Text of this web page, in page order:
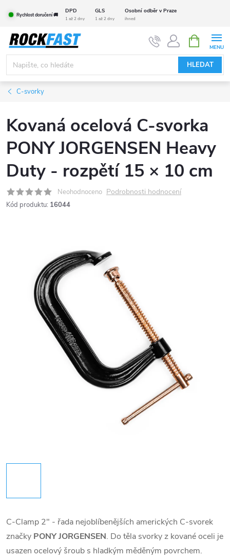
obsah
Rychlost doručení 🚚
DPD GLS Osobní odběr v Praze
1 až 2 dny 1 až 2 dny ihned
HLEDAT
NÁKUPNÍ
KOŠÍK
C-svorky
Kovaná ocelová C-svorka
PONY JORGENSEN Heavy
Duty - rozpětí 15 × 10 cm
Neohodnoceno Podrobnosti hodnocení
Kód produktu: 16044
C-Clamp 2″ - řada nejoblíbenějších amerických C-svorek
značky PONY JORGENSEN. Do těla svorky z kované oceli je
usazen ocelový šroub s hladkým měděným povrchem.